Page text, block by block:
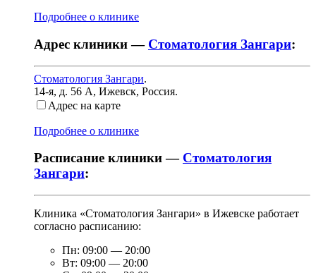
Подробнее о клинике
Адрес клиники — Стоматология Зангари:
Стоматология Зангари.
14-я, д. 56 А, Ижевск, Россия.
Адрес на карте
Подробнее о клинике
Расписание клиники — Стоматология
Зангари:
Клиника «Стоматология Зангари» в Ижевске работает
согласно расписанию:
Пн: 09:00 — 20:00
Вт: 09:00 — 20:00